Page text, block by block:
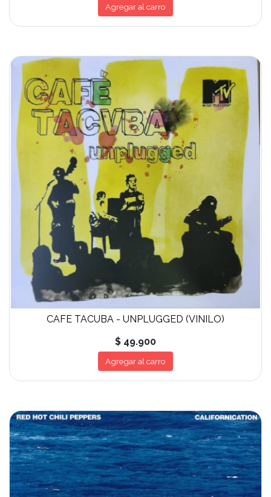
Agregar al carro
CAFE TACUBA - UNPLUGGED (VINILO)
$ 49.900
Agregar al carro